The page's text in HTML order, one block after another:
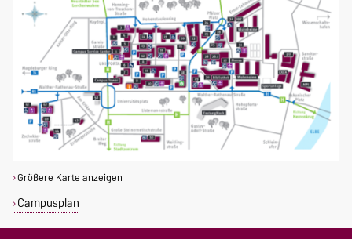
Größere Karte anzeigen
Campusplan